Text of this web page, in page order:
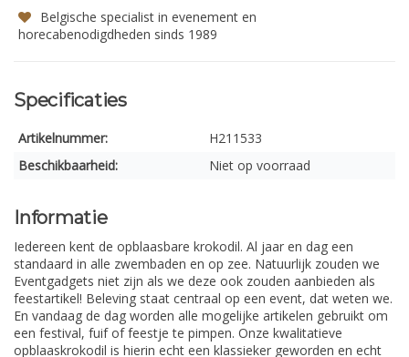
Belgische specialist in evenement en
horecabenodigdheden sinds 1989
Specificaties
Artikelnummer:
H211533
Beschikbaarheid:
Niet op voorraad
Informatie
Iedereen kent de opblaasbare krokodil. Al jaar en dag een
standaard in alle zwembaden en op zee. Natuurlijk zouden we
Eventgadgets niet zijn als we deze ook zouden aanbieden als
feestartikel! Beleving staat centraal op een event, dat weten we.
En vandaag de dag worden alle mogelijke artikelen gebruikt om
een festival, fuif of feestje te pimpen. Onze kwalitatieve
opblaaskrokodil is hierin echt een klassieker geworden en echt